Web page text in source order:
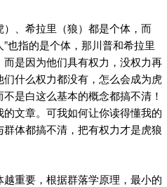
、希拉里（狼）都是个体，而
也指的是个体，那川普和希拉里
是因为他们具有权力，没权力再
什么权力都没有，怎么会成为虎
是白这么基本的概念都搞不清！
文章。可我如何让你读得懂我的
体都搞不清，把有权力才是虎狼
重要，根据群落学原理，最小的